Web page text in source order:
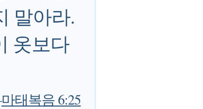
말아라.
옷보다
마태복음 6:25